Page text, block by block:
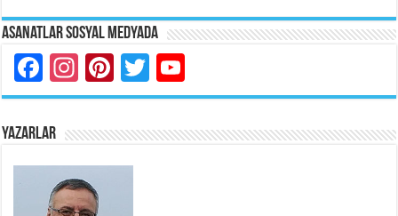
Asanatlar Sosyal Medyada
Facebook
Instagram
Pinterest
Twitter
YAZARLAR